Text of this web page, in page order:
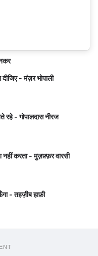
- मंज़र भोपाली
रहे - गोपालदास नीरज
करता - मुज़फ़्फ़र वारसी
- तहज़ीब हाफ़ी